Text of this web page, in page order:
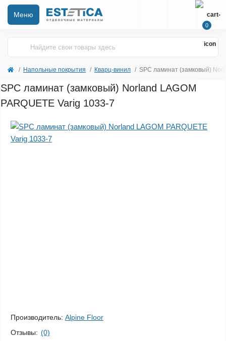
Меню
0
Напольные покрытия Кварц-винил SPC ламинат (замковый)
SPC ламинат (замковый) Norland LAGOM
PARQUETE Varig 1033-7
Производитель: Alpine Floor
Отзывы: (0)